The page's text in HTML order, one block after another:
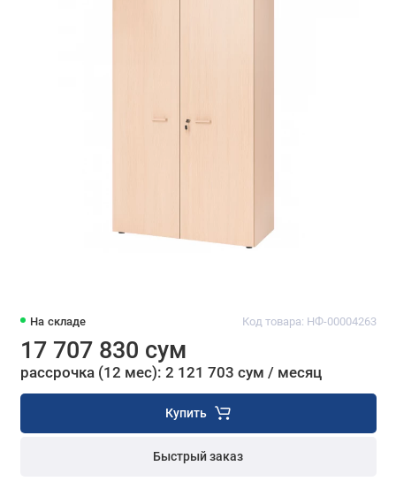
На складе Код товара: НФ-00004263
17 707 830 сум
рассрочка (12 мес): 2 121 703 сум / месяц
Купить
Быстрый заказ